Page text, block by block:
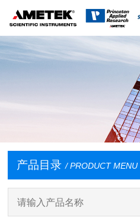
产品目录 / PRODUCT MENU